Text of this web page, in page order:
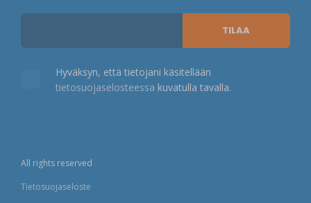
Hyväksyn, että tietojani käsitellään
tietosuojaselosteessa kuvatulla tavalla.
All rights reserved
Tietosuojaseloste